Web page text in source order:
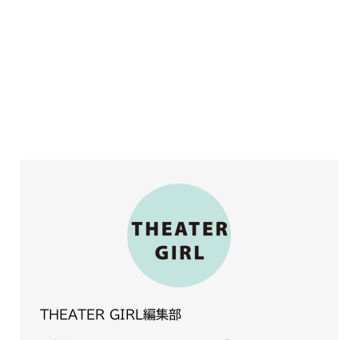
THEATER GIRL編集部